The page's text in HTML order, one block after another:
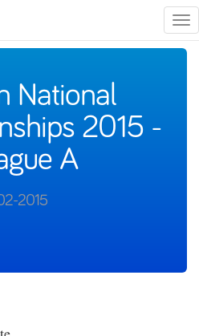
National
2015 -
A
2015